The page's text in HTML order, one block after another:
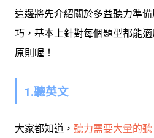
這邊將先介紹關於多益聽力準
巧，基本上針對每個題型都能
原則喔！
1.聽英文
大家都知道， 聽力需要大量的